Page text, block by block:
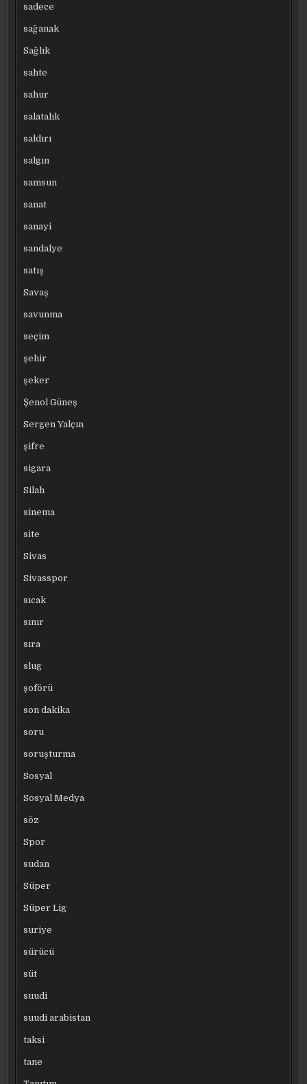
sadece
sağanak
Sağlık
sahte
sahur
salatalık
saldırı
salgın
samsun
sanat
sanayi
sandalye
satış
Savaş
savunma
seçim
şehir
şeker
Şenol Güneş
Sergen Yalçın
şifre
sigara
Silah
sinema
site
Sivas
Sivasspor
sıcak
sınır
sıra
slug
şoförü
son dakika
soru
soruşturma
Sosyal
Sosyal Medya
söz
Spor
sudan
Süper
Süper Lig
suriye
sürücü
süt
suudi
suudi arabistan
taksi
tane